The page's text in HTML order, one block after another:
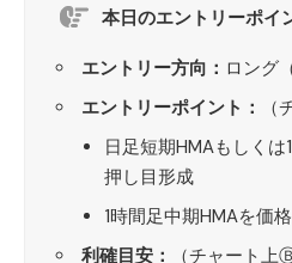
本日のエントリーポイ
エントリー方向： ロング
エントリーポイント：
（
日足短期HMAもしく
押し目形成
1時間足中期HMAを価
利確目安：
（チャート上Ⓑ